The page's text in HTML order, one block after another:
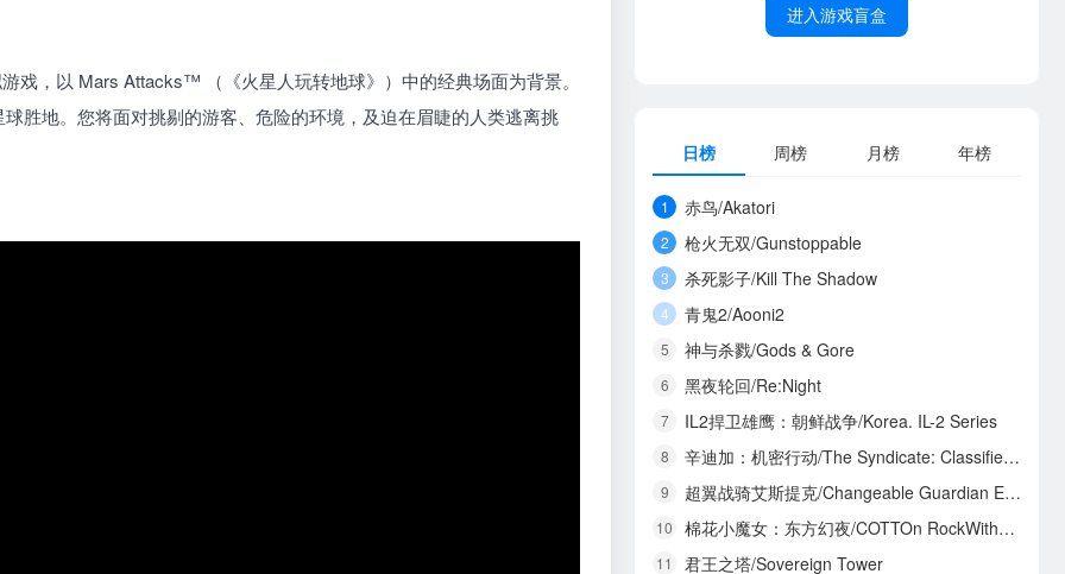
戏，以 Mars Attacks™ （《火星人玩转地球》）中的经典场面为背景。
胜地。您将面对挑剔的游客、危险的环境，及迫在眉睫的人类逃离挑
进入游戏盲盒
日榜 周榜 月榜 年榜
1 赤鸟/Akatori
2 枪火无双/Gunstoppable
3 杀死影子/Kill The Shadow
4 青鬼2/Aooni2
5 神与杀戮/Gods & Gore
6 黑夜轮回/Re:Night
7 IL2捍卫雄鹰：朝鲜战争/Korea. IL-2 Series
8 辛迪加：机密行动/The Syndicate: Classified Operations
9 超翼战骑艾斯提克/Changeable Guardian ESTIQUE
10 棉花小魔女：东方幻夜/COTTOn RockWithYou -ORIENTAL NIGHT DREAMS-
11 君王之塔/Sovereign Tower